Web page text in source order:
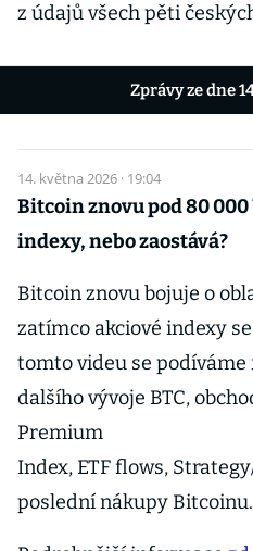
z údajů všech pěti
Zprávy ze dne
14. května 2026 · 19:04
Bitcoin znovu pod 80 000
indexy, nebo zaostává?
Bitcoin znovu bojuje o
zatímco akciové indexy
tomto videu se podíváme
dalšího vývoje BTC,
Premium
Index, ETF flows,
poslední nákupy Bitcoinu.